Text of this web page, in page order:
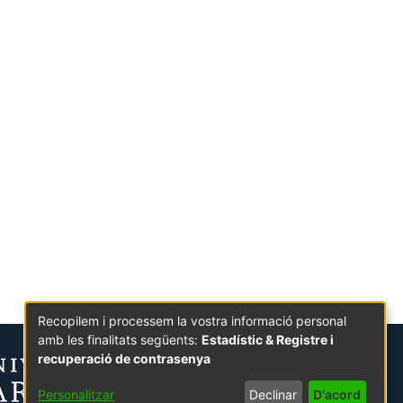
Recopilem i processem la vostra informació personal
amb les finalitats següents: Estadístic & Registre i
recuperació de contrasenya
Personalitzar Declinar D'acord